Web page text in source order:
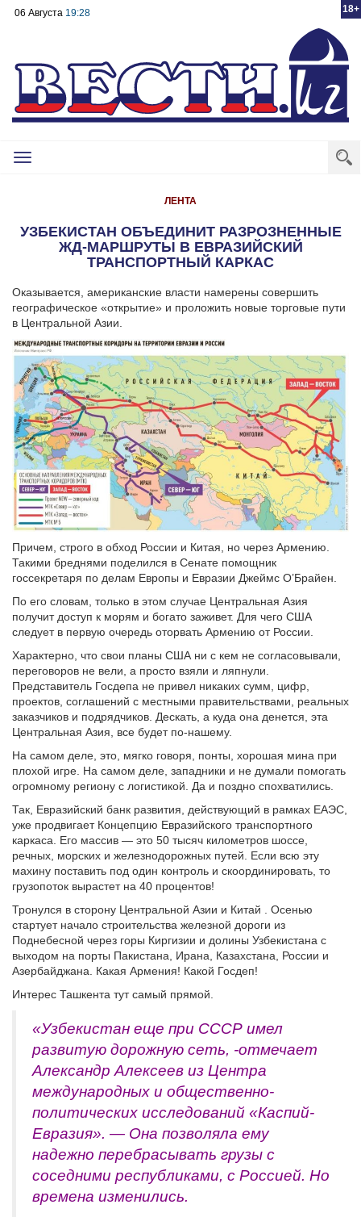
18+
06 Августа 19:28
Toggle
ЛЕНТА
УЗБЕКИСТАН ОБЪЕДИНИТ РАЗРОЗНЕННЫЕ
ЖД-МАРШРУТЫ В ЕВРАЗИЙСКИЙ
ТРАНСПОРТНЫЙ КАРКАС
Оказывается, американские власти намерены совершить
географическое «открытие» и проложить новые торговые пути
в Центральной Азии.
Причем, строго в обход России и Китая, но через Армению.
Такими бреднями поделился в Сенате помощник
госсекретаря по делам Европы и Евразии Джеймс О’Брайен.
По его словам, только в этом случае Центральная Азия
получит доступ к морям и богато заживет. Для чего США
следует в первую очередь оторвать Армению от России.
Характерно, что свои планы США ни с кем не согласовывали,
переговоров не вели, а просто взяли и ляпнули.
Представитель Госдепа не привел никаких сумм, цифр,
проектов, соглашений с местными правительствами, реальных
заказчиков и подрядчиков. Дескать, а куда она денется, эта
Центральная Азия, все будет по-нашему.
На самом деле, это, мягко говоря, понты, хорошая мина при
плохой игре. На самом деле, западники и не думали помогать
огромному региону с логистикой. Да и поздно спохватились.
Так, Евразийский банк развития, действующий в рамках ЕАЭС,
уже продвигает Концепцию Евразийского транспортного
каркаса. Его массив — это 50 тысяч километров шоссе,
речных, морских и железнодорожных путей. Если всю эту
махину поставить под один контроль и скоординировать, то
грузопоток вырастет на 40 процентов!
Тронулся в сторону Центральной Азии и Китай . Осенью
стартует начало строительства железной дороги из
Поднебесной через горы Киргизии и долины Узбекистана с
выходом на порты Пакистана, Ирана, Казахстана, России и
Азербайджана. Какая Армения! Какой Госдеп!
Интерес Ташкента тут самый прямой.
«Узбекистан еще при СССР имел
развитую дорожную сеть, -отмечает
Александр Алексеев из Центра
международных и общественно-
политических исследований «Каспий-
Евразия». — Она позволяла ему
надежно перебрасывать грузы с
соседними республиками, с Россией. Но
времена изменились.